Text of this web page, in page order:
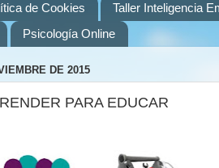
de Cookies
Taller Inteligencia
Psicología Online
DE 2015
PARA EDUCAR